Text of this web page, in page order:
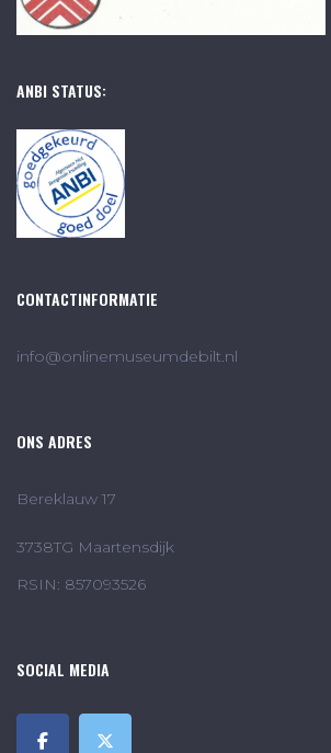
ANBI STATUS:
CONTACTINFORMATIE
info@onlinemuseumdebilt.nl
ONS ADRES
Bereklauw 17
3738TG Maartensdijk
RSIN: 857093526
SOCIAL MEDIA